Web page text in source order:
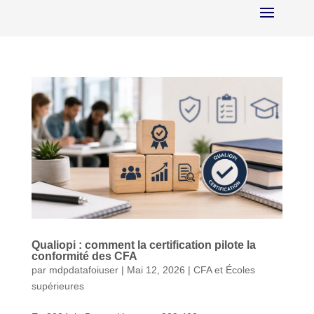
Qualiopi : comment la certification pilote la
conformité des CFA
par mdpdatafoiuser| Mai 12, 2026 | CFA et Écoles
supérieures